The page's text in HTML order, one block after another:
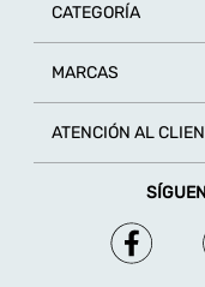
CATEGORÍA
MARCAS
ATENCIÓN AL